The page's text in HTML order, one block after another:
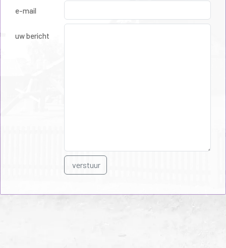
e-mail
uw bericht